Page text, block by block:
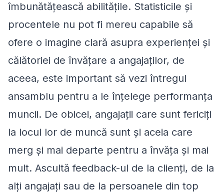
îmbunătățească abilitățile. Statisticile și
procentele nu pot fi mereu capabile să
ofere o imagine clară asupra experienței și
călătoriei de învățare a angajaților, de
aceea, este important să vezi întregul
ansamblu pentru a le înțelege performanța
muncii. De obicei, angajații care sunt fericiți
la locul lor de muncă sunt și aceia care
merg și mai departe pentru a învăța și mai
mult. Ascultă feedback-ul de la clienți, de la
alți angajați sau de la persoanele din top